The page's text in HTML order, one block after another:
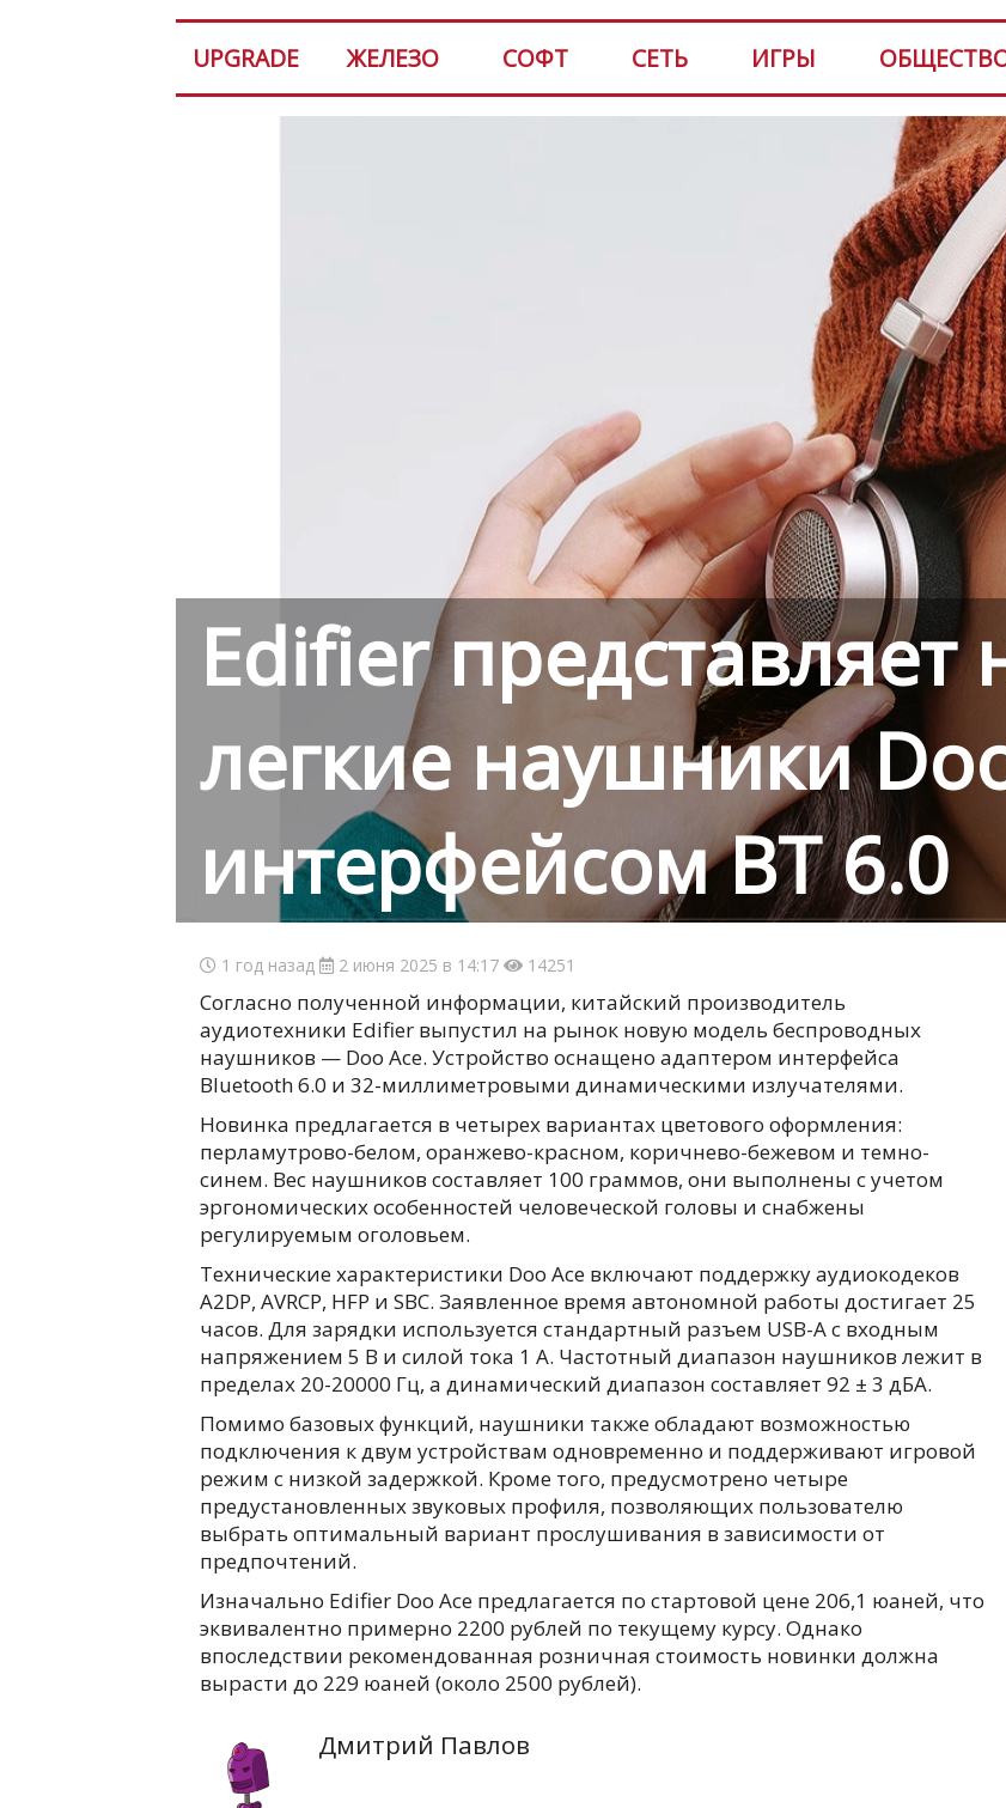
UPGRADE ЖЕЛЕЗО СОФТ СЕТЬ ИГРЫ
Edifier представляет
легкие наушники
интерфейсом BT 6.0
1 год назад 2 июня 2025 в 14:17 14251
Согласно полученной информации, китайский производитель
аудиотехники Edifier выпустил на рынок новую модель беспроводных
наушников — Doo Ace. Устройство оснащено адаптером интерфейса
Bluetooth 6.0 и 32-миллиметровыми динамическими излучателями.
Новинка предлагается в четырех вариантах цветового оформления:
перламутрово-белом, оранжево-красном, коричнево-бежевом и темно-
синем. Вес наушников составляет 100 граммов, они выполнены с учетом
эргономических особенностей человеческой головы и снабжены
регулируемым оголовьем.
Технические характеристики Doo Ace включают поддержку аудиокодеков
A2DP, AVRCP, HFP и SBC. Заявленное время автономной работы достигает 25
часов. Для зарядки используется стандартный разъем USB-A с входным
напряжением 5 В и силой тока 1 А. Частотный диапазон наушников лежит в
пределах 20-20000 Гц, а динамический диапазон составляет 92 ± 3 дБА.
Помимо базовых функций, наушники также обладают возможностью
подключения к двум устройствам одновременно и поддерживают игровой
режим с низкой задержкой. Кроме того, предусмотрено четыре
предустановленных звуковых профиля, позволяющих пользователю
выбрать оптимальный вариант прослушивания в зависимости от
предпочтений.
Изначально Edifier Doo Ace предлагается по стартовой цене 206,1 юаней, что
эквивалентно примерно 2200 рублей по текущему курсу. Однако
впоследствии рекомендованная розничная стоимость новинки должна
вырасти до 229 юаней (около 2500 рублей).
Дмитрий Павлов